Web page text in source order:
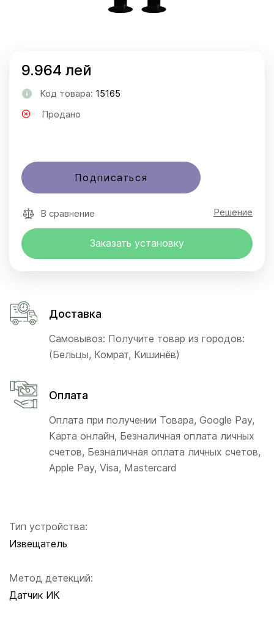
Тип устройства:
Извещатель
Метод детекций:
Датчик ИК
9.964 лей
Код товара: 15165
Продано
Подписаться
В сравнение Решение
Заказать установку
Доставка
Самовывоз: Получите товар из городов:
(Бельцы, Комрат, Кишинёв)
Оплата
Оплата при получении Товара, Google Pay,
Карта онлайн, Безналичная оплата личных
счетов, Безналичная оплата личных счетов,
Apple Pay, Visa, Mastercard